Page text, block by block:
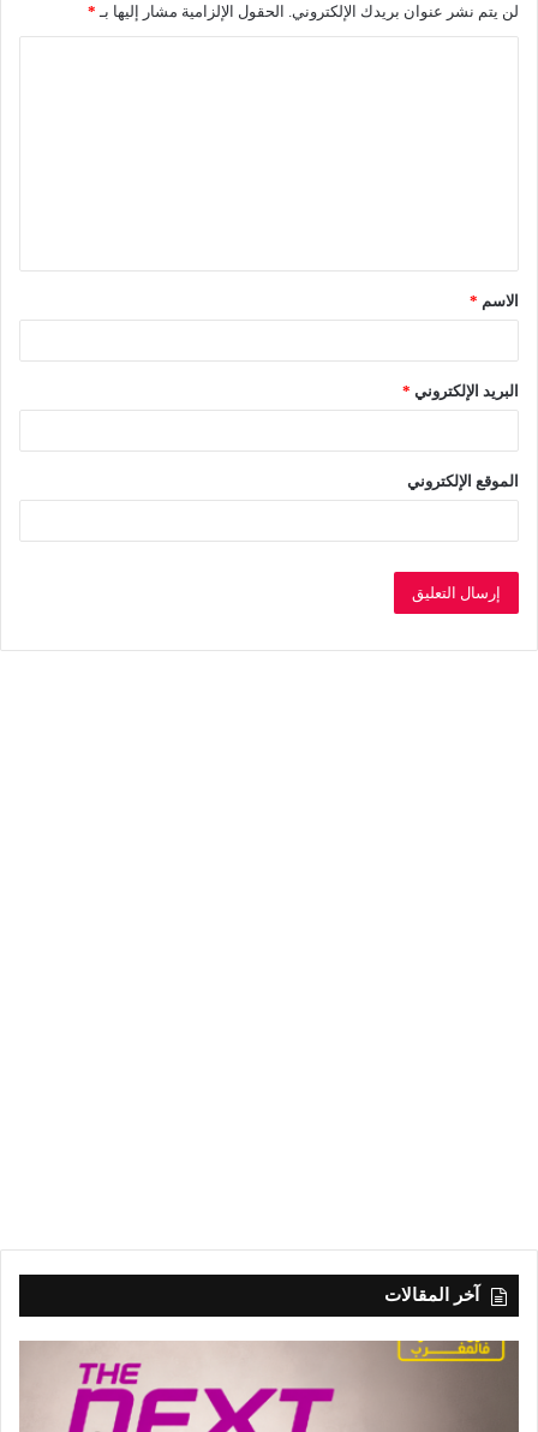
لن يتم نشر عنوان بريدك الإلكتروني. الحقول الإلزامية مشار إليها بـ *
ق
*الاسم *
البريد الإلكتروني *
الموقع الإلكتروني
آخر المقالات